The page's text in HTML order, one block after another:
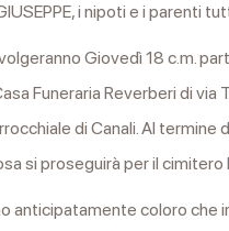
i nipoti e i parenti
Giovedì 18 c.m.
Funeraria Reverberi di via
di Canali. Al termine
si proseguirà per il cimitero
anticipatamente coloro che